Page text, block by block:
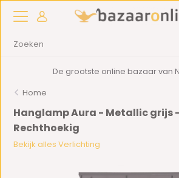
De grootste online bazaar van
Home
Hanglamp Aura - Metallic grijs
Rechthoekig
Bekijk alles Verlichting